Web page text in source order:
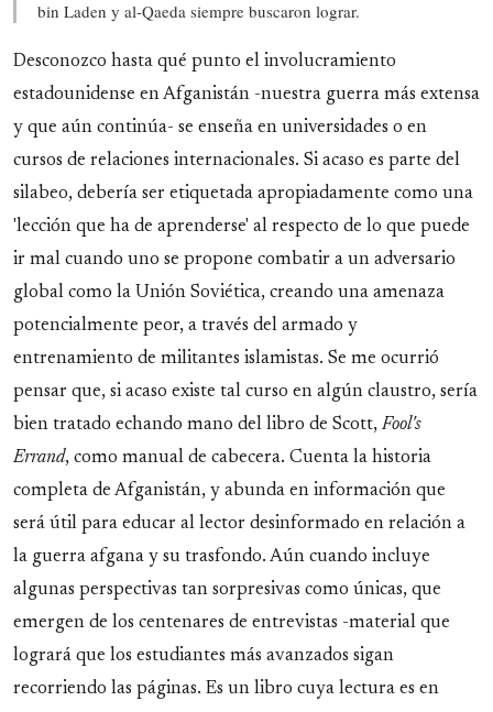
bin Laden y al-Qaeda siempre buscaron lograr.
Desconozco hasta qué punto el involucramiento
estadounidense en Afganistán -nuestra guerra más extensa
y que aún continúa- se enseña en universidades o en
cursos de relaciones internacionales. Si acaso es parte del
silabeo, debería ser etiquetada apropiadamente como una
'lección que ha de aprenderse' al respecto de lo que puede
ir mal cuando uno se propone combatir a un adversario
global como la Unión Soviética, creando una amenaza
potencialmente peor, a través del armado y
entrenamiento de militantes islamistas. Se me ocurrió
pensar que, si acaso existe tal curso en algún claustro, sería
bien tratado echando mano del libro de Scott, Fool's
Errand, como manual de cabecera. Cuenta la historia
completa de Afganistán, y abunda en información que
será útil para educar al lector desinformado en relación a
la guerra afgana y su trasfondo. Aún cuando incluye
algunas perspectivas tan sorpresivas como únicas, que
emergen de los centenares de entrevistas -material que
logrará que los estudiantes más avanzados sigan
recorriendo las páginas. Es un libro cuya lectura es en